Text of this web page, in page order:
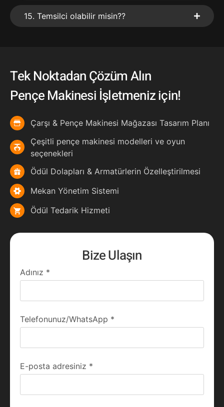
15. Temsilci olabilir misin??
Tek Noktadan Çözüm Alın
Pençe Makinesi İşletmeniz için!
Çarşı & Pençe Makinesi Mağazası Tasarım Planı
Çeşitli pençe makinesi modelleri ve oyun
seçenekleri
Ödül Dolapları & Armatürlerin Özelleştirilmesi
Mekan Yönetim Sistemi
Ödül Tedarik Hizmeti
Bize Ulaşın
Adınız *
Telefonunuz/WhatsApp *
E-posta adresiniz *